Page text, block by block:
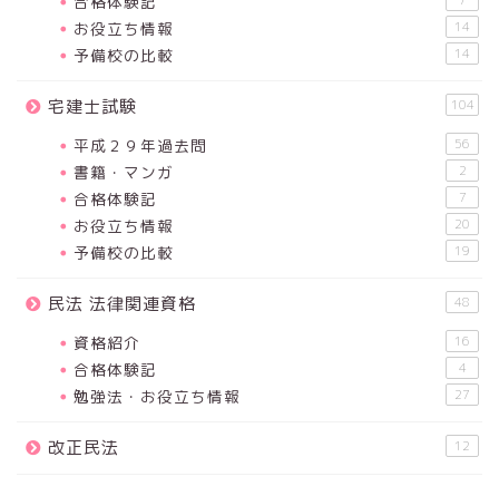
お役立ち情報 14
予備校の比較 14
宅建士試験 104
平成２９年過去問 56
書籍・マンガ 2
合格体験記 7
お役立ち情報 20
予備校の比較 19
民法 法律関連資格 48
資格紹介 16
合格体験記 4
勉強法・お役立ち情報 27
改正民法 12